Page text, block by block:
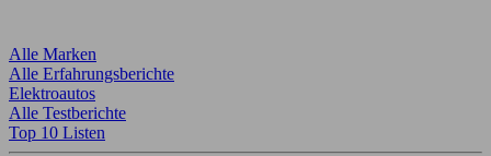
Alle Marken
Alle Erfahrungsberichte
Elektroautos
Alle Testberichte
Top 10 Listen